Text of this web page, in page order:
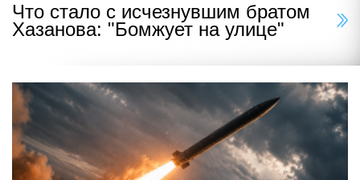
Что стало с исчезнувшим братом
Хазанова: "Бомжует на улице"